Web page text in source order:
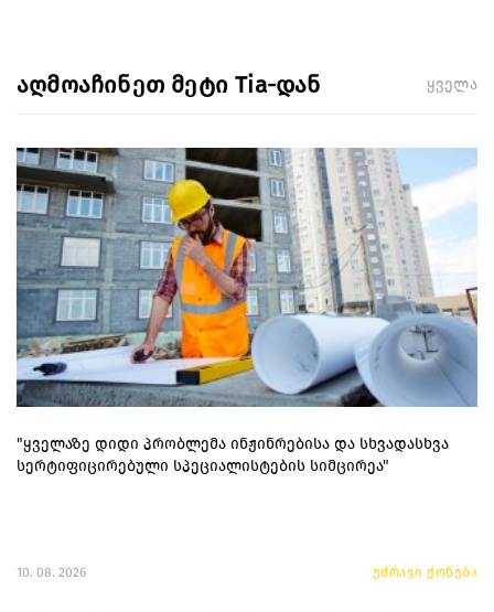
აღმოაჩინეთ მეტი Tia-დან ყველა
"ყველაზე დიდი პრობლემა ინჟინრებისა და სხვადასხვა
სერტიფიცირებული სპეციალისტების სიმცირეა"
10. 08. 2026 უძრავი ქონება